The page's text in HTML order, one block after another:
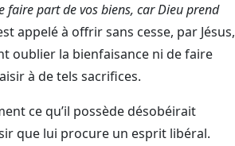
faire part de vos biens, car Dieu prend
appelé à offrir sans cesse, par Jésus,
oublier la bienfaisance ni de faire
à de tels sacrifices.
ce qu’il possède désobéirait
que lui procure un esprit libéral.